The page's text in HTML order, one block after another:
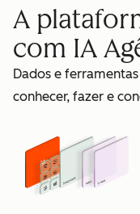
A
com IA
Dados e
conhecer, fazer e